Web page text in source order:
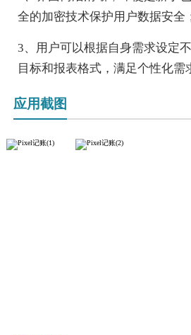
全的加密技术保护用户数据安全
3、用户可以根据自身需求设定
目标和报表格式，满足个性化需
应用截图